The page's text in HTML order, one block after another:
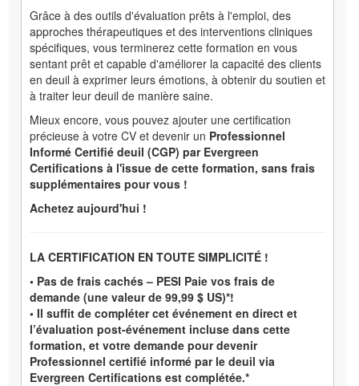
Grâce à des outils d'évaluation prêts à l'emploi, des
approches thérapeutiques et des interventions cliniques
spécifiques, vous terminerez cette formation en vous
sentant prêt et capable d'améliorer la capacité des clients
en deuil à exprimer leurs émotions, à obtenir du soutien et
à traiter leur deuil de manière saine.
Mieux encore, vous pouvez ajouter une certification
précieuse à votre CV et devenir un Professionnel
Informé Certifié deuil (CGP) par Evergreen
Certifications à l'issue de cette formation, sans frais
supplémentaires pour vous !
Achetez aujourd'hui !
LA CERTIFICATION EN TOUTE SIMPLICITÉ !
• Pas de frais cachés – PESI Paie vos frais de
demande (une valeur de 99,99 $ US)*!
• Il suffit de compléter cet événement en direct et
l’évaluation post-événement incluse dans cette
formation, et votre demande pour devenir
Professionnel certifié informé par le deuil via
Evergreen Certifications est complétée.*